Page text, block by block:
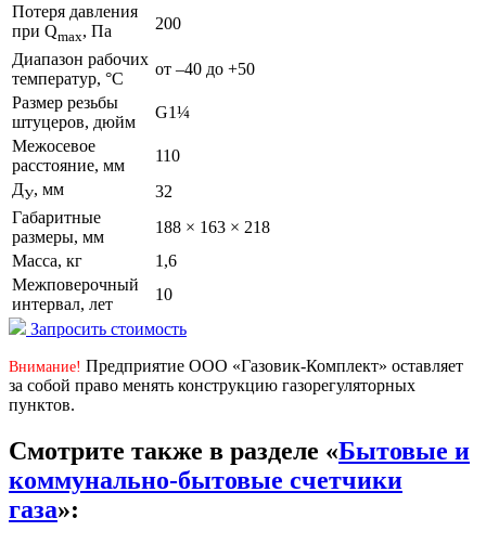
Потеря давления
при Qmax, Па
200
Диапазон рабочих
температур, °С
от –40 до +50
Размер резьбы
штуцеров, дюйм
G1¼
Межосевое
расстояние, мм
110
ДУ, мм
32
Габаритные
размеры, мм
188 × 163 × 218
Масса, кг
1,6
Межповерочный
интервал, лет
10
Запросить стоимость
Внимание! Предприятие ООО «Газовик-Комплект» оставляет
за собой право менять конструкцию газорегуляторных
пунктов.
Смотрите также в разделе «Бытовые и
коммунально-бытовые счетчики
газа»: